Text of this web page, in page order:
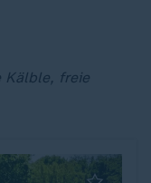
Kälble, freie